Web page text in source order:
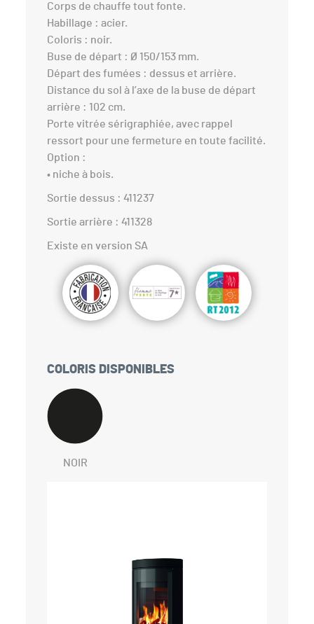
Corps de chauffe tout fonte.
Habillage : acier.
Coloris : noir.
Buse de départ : Ø 150/153 mm.
Départ des fumées : dessus et arrière.
Distance du sol à l’axe de la buse de départ
arrière : 102 cm.
Porte vitrée sérigraphiée, avec rappel
ressort pour une fermeture en toute facilité.
Option :
• niche à bois.
Sortie dessus : 411237
Sortie arrière : 411328
Existe en version SA
COLORIS DISPONIBLES
NOIR